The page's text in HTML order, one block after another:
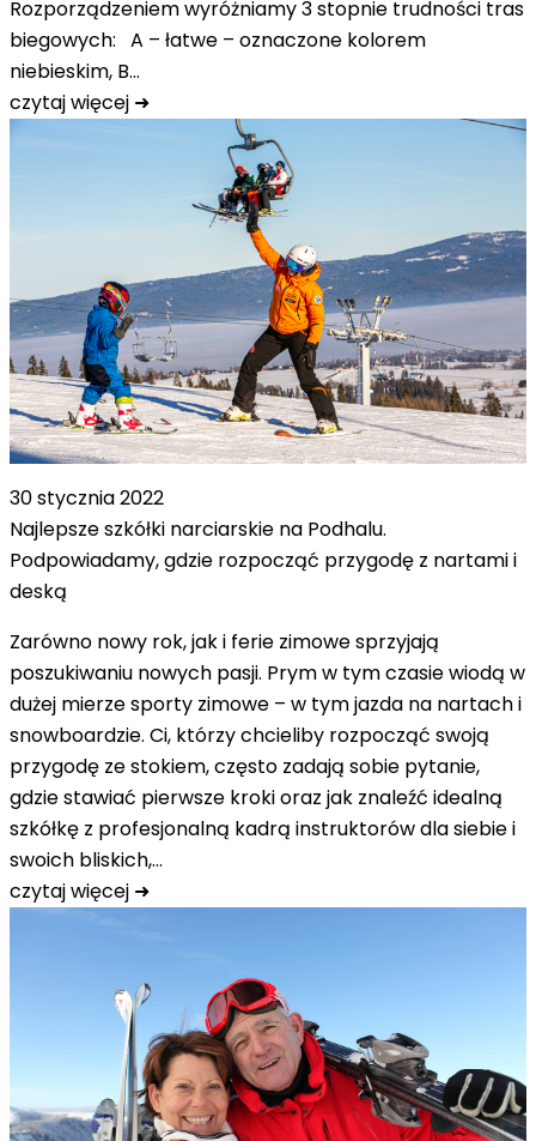
Rozporządzeniem wyróżniamy 3 stopnie trudności tras
biegowych: A – łatwe – oznaczone kolorem
niebieskim, B…
czytaj więcej ➜
30 stycznia 2022
Najlepsze szkółki narciarskie na Podhalu.
Podpowiadamy, gdzie rozpocząć przygodę z nartami i
deską
Zarówno nowy rok, jak i ferie zimowe sprzyjają
poszukiwaniu nowych pasji. Prym w tym czasie wiodą w
dużej mierze sporty zimowe – w tym jazda na nartach i
snowboardzie. Ci, którzy chcieliby rozpocząć swoją
przygodę ze stokiem, często zadają sobie pytanie,
gdzie stawiać pierwsze kroki oraz jak znaleźć idealną
szkółkę z profesjonalną kadrą instruktorów dla siebie i
swoich bliskich,…
czytaj więcej ➜